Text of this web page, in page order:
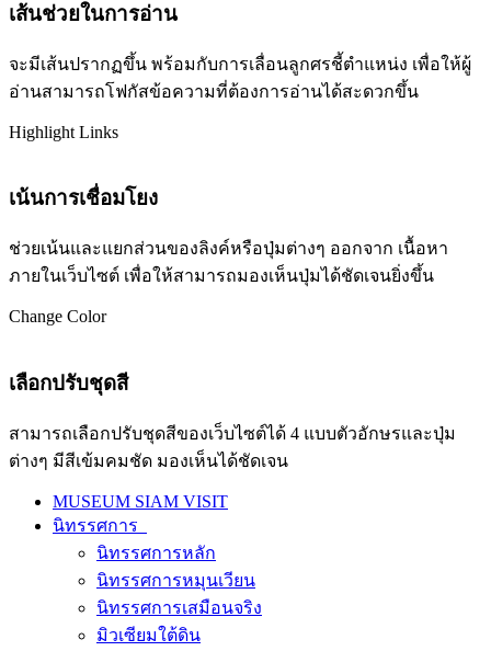
เส้นช่วยในการอ่าน
จะมีเส้นปรากฏขึ้น พร้อมกับการเลื่อนลูกศรชี้ตำแหน่ง เพื่อให้ผู้
อ่านสามารถโฟกัสข้อความที่ต้องการอ่านได้สะดวกขึ้น
Highlight Links
เน้นการเชื่อมโยง
ช่วยเน้นและแยกส่วนของลิงค์หรือปุ่มต่างๆ ออกจาก เนื้อหา
ภายในเว็บไซต์ เพื่อให้สามารถมองเห็นปุ่มได้ชัดเจนยิ่งขึ้น
Change Color
เลือกปรับชุดสี
สามารถเลือกปรับชุดสีของเว็บไซต์ได้ 4 แบบตัวอักษรและปุ่ม
ต่างๆ มีสีเข้มคมชัด มองเห็นได้ชัดเจน
MUSEUM SIAM VISIT
นิทรรศการ
นิทรรศการหลัก
นิทรรศการหมุนเวียน
นิทรรศการเสมือนจริง
มิวเซียมใต้ดิน